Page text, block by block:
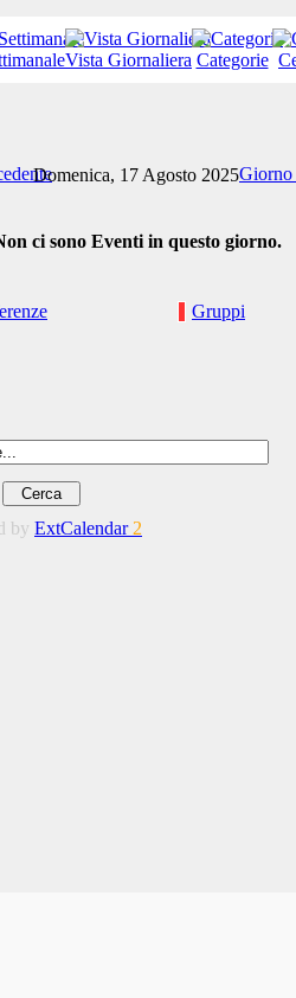
Vista Giornaliera Categorie
Domenica, 17 Agosto 2025Giorno
ci sono Eventi in questo giorno.
Gruppi
by ExtCalendar 2